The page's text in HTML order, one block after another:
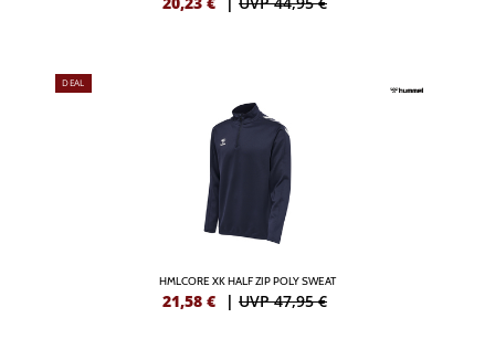
DEAL
HMLCORE XK HALF ZIP POLY SWEAT
21,58 € | UVP 47,95 €